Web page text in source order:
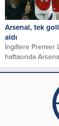
Arsenal, tek
aldı
İngiltere Premier
haftasında
Ipswich Town’ı